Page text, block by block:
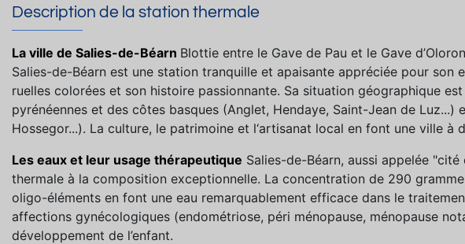
Description de la station thermale
La ville de Salies-de-Béarn Blottie entre le Gave de Pau et le Gave
Salies-de-Béarn est une station tranquille et apaisante appréciée pour son
ruelles colorées et son histoire passionnante. Sa situation géographique
pyrénéennes et des côtes basques (Anglet, Hendaye, Saint-Jean de Luz...)
Hossegor...). La culture, le patrimoine et l‘artisanat local en font une ville à
Les eaux et leur usage thérapeutique Salies-de-Béarn, aussi appelée
thermale à la composition exceptionnelle. La concentration de 290
oligo-éléments en font une eau remarquablement efficace dans le
affections gynécologiques (endométriose, péri ménopause, ménopause
développement de l’enfant.